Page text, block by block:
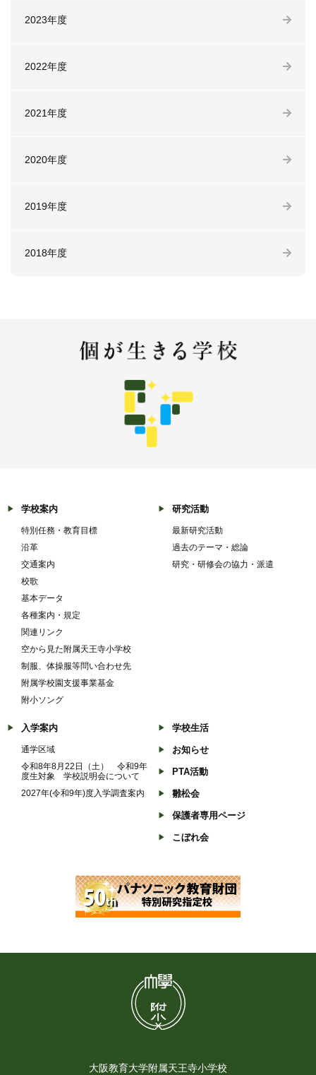
2023年度
2022年度
2021年度
2020年度
2019年度
2018年度
学校案内
特別任務・教育目標
沿革
交通案内
校歌
基本データ
各種案内・規定
関連リンク
空から見た附属天王寺小学校
制服、体操服等問い合わせ先
附属学校園支援事業基金
附小ソング
研究活動
最新研究活動
過去のテーマ・総論
研究・研修会の協力・派遣
入学案内
通学区域
令和8年8月22日（土） 令和9年
度生対象 学校説明会について
2027年(令和9年)度入学調査案内
学校生活
お知らせ
PTA活動
雛松会
保護者専用ページ
こぼれ会
大阪教育大学附属天王寺小学校